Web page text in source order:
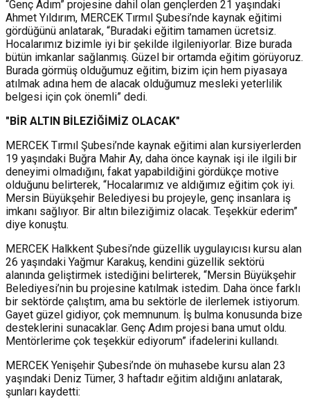
“Genç Adım” projesine dahil olan gençlerden 21 yaşındaki
Ahmet Yıldırım, MERCEK Tırmıl Şubesi’nde kaynak eğitimi
gördüğünü anlatarak, “Buradaki eğitim tamamen ücretsiz.
Hocalarımız bizimle iyi bir şekilde ilgileniyorlar. Bize burada
bütün imkanlar sağlanmış. Güzel bir ortamda eğitim görüyoruz.
Burada görmüş olduğumuz eğitim, bizim için hem piyasaya
atılmak adına hem de alacak olduğumuz mesleki yeterlilik
belgesi için çok önemli” dedi.
"BİR ALTIN BİLEZİĞİMİZ OLACAK"
MERCEK Tırmıl Şubesi’nde kaynak eğitimi alan kursiyerlerden
19 yaşındaki Buğra Mahir Ay, daha önce kaynak işi ile ilgili bir
deneyimi olmadığını, fakat yapabildiğini gördükçe motive
olduğunu belirterek, “Hocalarımız ve aldığımız eğitim çok iyi.
Mersin Büyükşehir Belediyesi bu projeyle, genç insanlara iş
imkanı sağlıyor. Bir altın bileziğimiz olacak. Teşekkür ederim”
diye konuştu.
MERCEK Halkkent Şubesi’nde güzellik uygulayıcısı kursu alan
26 yaşındaki Yağmur Karakuş, kendini güzellik sektörü
alanında geliştirmek istediğini belirterek, “Mersin Büyükşehir
Belediyesi’nin bu projesine katılmak istedim. Daha önce farklı
bir sektörde çalıştım, ama bu sektörle de ilerlemek istiyorum.
Gayet güzel gidiyor, çok memnunum. İş bulma konusunda bize
desteklerini sunacaklar. Genç Adım projesi bana umut oldu.
Mentörlerime çok teşekkür ediyorum” ifadelerini kullandı.
MERCEK Yenişehir Şubesi’nde ön muhasebe kursu alan 23
yaşındaki Deniz Tümer, 3 haftadır eğitim aldığını anlatarak,
şunları kaydetti: